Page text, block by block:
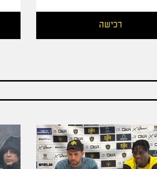
רכישה